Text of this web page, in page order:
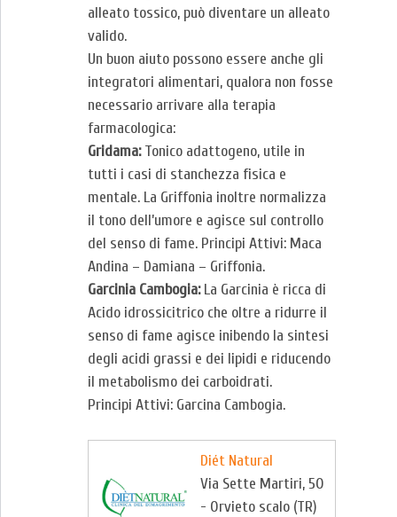
alleato tossico, può diventare un alleato
valido.
Un buon aiuto possono essere anche gli
integratori alimentari, qualora non fosse
necessario arrivare alla terapia
farmacologica:
Gridama:Tonico adattogeno, utile in
tutti i casi di stanchezza fisica e
mentale. La Griffonia inoltre normalizza
il tono dell’umore e agisce sul controllo
del senso di fame. Principi Attivi: Maca
Andina – Damiana – Griffonia.
Garcinia Cambogia:La Garcinia è ricca di
Acido idrossicitrico che oltre a ridurre il
senso di fame agisce inibendo la sintesi
degli acidi grassi e dei lipidi e riducendo
il metabolismo dei carboidrati.
Principi Attivi: Garcina Cambogia.
Diét Natural
Via Sette Martiri, 50
- Orvieto scalo (TR)